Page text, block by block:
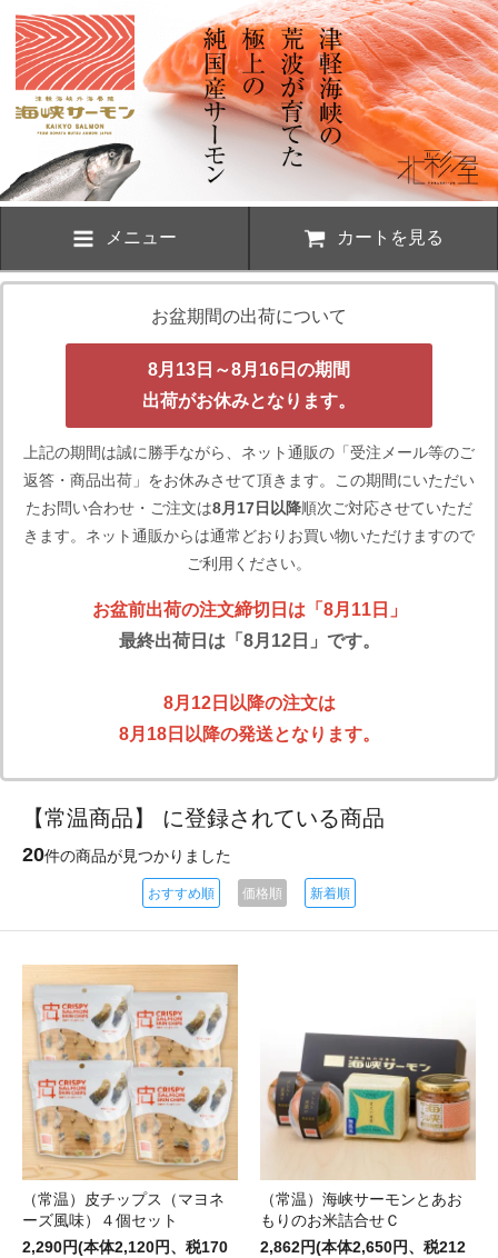
メニュー カートを見る
お盆期間の出荷について
8月13日～8月16日の期間
出荷がお休みとなります。
上記の期間は誠に勝手ながら、ネット通販の「受注メール等のご
返答・商品出荷」をお休みさせて頂きます。この期間にいただい
たお問い合わせ・ご注文は8月17日以降順次ご対応させていただ
きます。ネット通販からは通常どおりお買い物いただけますので
ご利用ください。
お盆前出荷の注文締切日は「8月11日」
最終出荷日は「8月12日」です。
8月12日以降の注文は
8月18日以降の発送となります。
【常温商品】 に登録されている商品
20件の商品が見つかりました
おすすめ順 価格順 新着順
（常温）皮チップス（マヨネ
ーズ風味）４個セット
2,290円(本体2,120円、税170
（常温）海峡サーモンとあお
もりのお米詰合せＣ
2,862円(本体2,650円、税212